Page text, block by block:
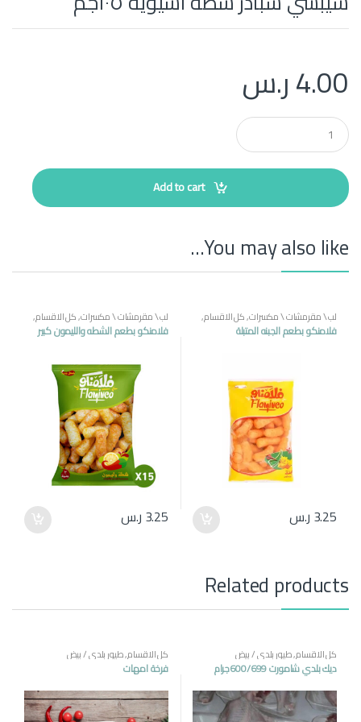
4.00ر.س
Q
u
a
t
i
Add to cart
You may also like…
لب \ مقرمشات \ مكسرات,كل الاقسام,
منتجات مصرية
فلامنكو بطعم الجبنه المتبلة
3.25 ر.س
لب \ مقرمشات \ مكسرات,كل الاقسام,
منتجات مصرية
فلامنكو بطعم الشطه والليمون كبير
3.25 ر.س
Related products
كل الاقسام,طيور بلدي / بيض
ديك بلدي شامورت 600/699جرام
كل الاقسام,طيور بلدي / بيض
فرخة امهات